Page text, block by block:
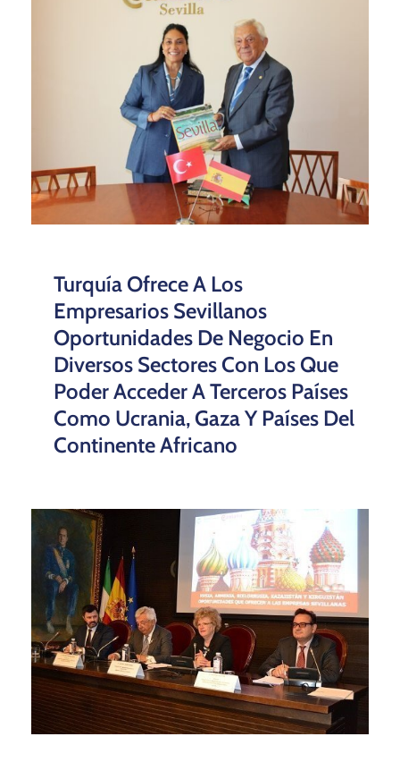
Turquía Ofrece A Los
Empresarios Sevillanos
Oportunidades De Negocio En
Diversos Sectores Con Los Que
Poder Acceder A Terceros Países
Como Ucrania, Gaza Y Países Del
Continente Africano